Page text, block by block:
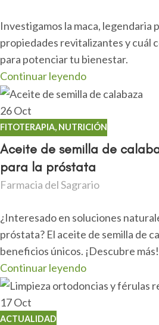
Investigamos la maca, legendaria
propiedades revitalizantes y cuál
para potenciar tu bienestar.
Continuar leyendo
26Oct
FITOTERAPIA, NUTRICIÓN
Aceite de semilla de
para la próstata
Farmacia del Sagrario
¿Interesado en soluciones
próstata? El aceite de semilla de
beneficios únicos. ¡Descubre más!
Continuar leyendo
17Oct
ACTUALIDAD